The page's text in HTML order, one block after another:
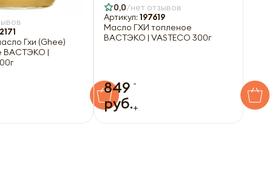
Гхи (Ghee)
ВАСТЭКО |
0,0 нет отзывов
Артикул: 197619
Масло ГХИ топленое
ВАСТЭКО | VASTECO 300г
849
руб.
-
+